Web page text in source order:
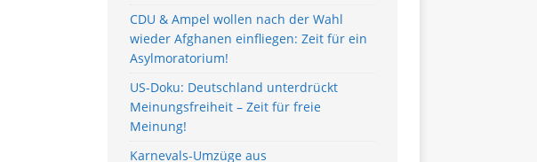
CDU & Ampel wollen nach der Wahl
wieder Afghanen einfliegen: Zeit für ein
Asylmoratorium!
US-Doku: Deutschland unterdrückt
Meinungsfreiheit – Zeit für freie
Meinung!
Karnevals-Umzüge aus